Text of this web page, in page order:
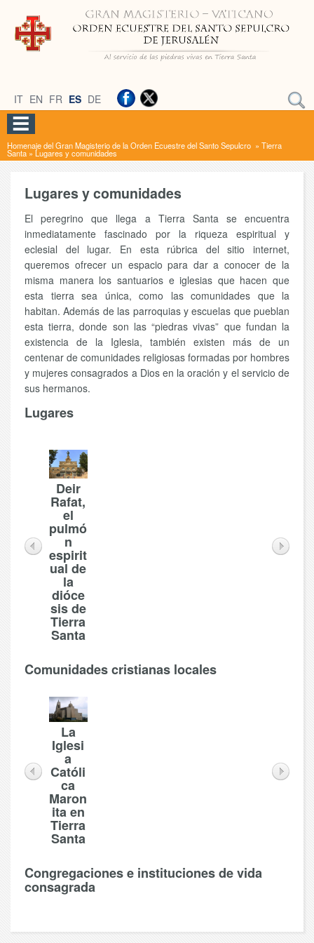
IT EN FR ES DE
Homenaje del Gran Magisterio de la Orden Ecuestre del Santo Sepulcro » Tierra
Santa » Lugares y comunidades
Lugares y comunidades
El peregrino que llega a Tierra Santa se encuentra
inmediatamente fascinado por la riqueza espiritual y
eclesial del lugar. En esta rúbrica del sitio internet,
queremos ofrecer un espacio para dar a conocer de la
misma manera los santuarios e iglesias que hacen que
esta tierra sea única, como las comunidades que la
habitan. Además de las parroquias y escuelas que pueblan
esta tierra, donde son las “piedras vivas” que fundan la
existencia de la Iglesia, también existen más de un
centenar de comunidades religiosas formadas por hombres
y mujeres consagrados a Dios en la oración y el servicio de
sus hermanos.
Lugares
Deir
Rafat,
el
pulmó
n
espirit
ual de
la
dióce
sis de
Tierra
Santa
Comunidades cristianas locales
La
Iglesi
a
Católi
ca
Maron
ita en
Tierra
Santa
Congregaciones e instituciones de vida
consagrada